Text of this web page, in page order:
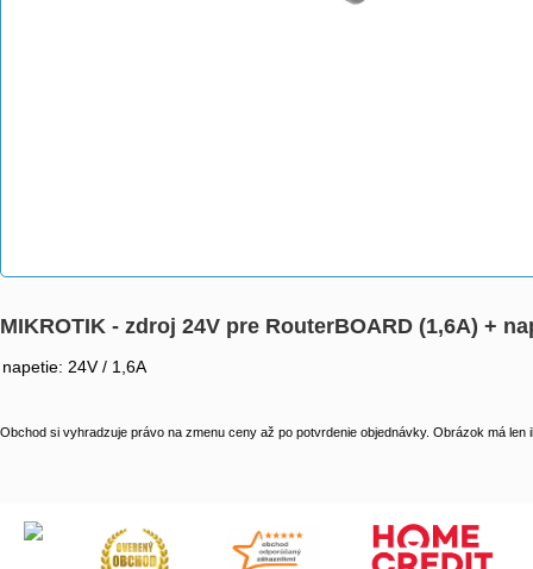
MIKROTIK - zdroj 24V pre RouterBOARD (1,6A) +
napetie: 24V / 1,6A
Obchod si vyhradzuje právo na zmenu ceny až po potvrdenie objednávky. Obrázok má len